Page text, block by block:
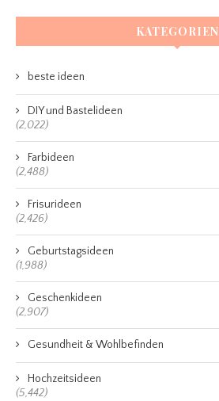
KATEGORIEN
beste ideen
DIY und Bastelideen
(2,022)
Farbideen
(2,488)
Frisurideen
(2,426)
Geburtstagsideen
(1,988)
Geschenkideen
(2,907)
Gesundheit & Wohlbefinden
Hochzeitsideen
(5,442)